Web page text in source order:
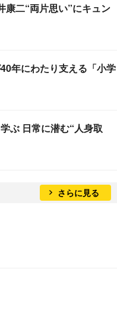
康二“両片思い”にキュン
年にわたり支える「小学
ぶ 日常に潜む“人身取
さらに見る